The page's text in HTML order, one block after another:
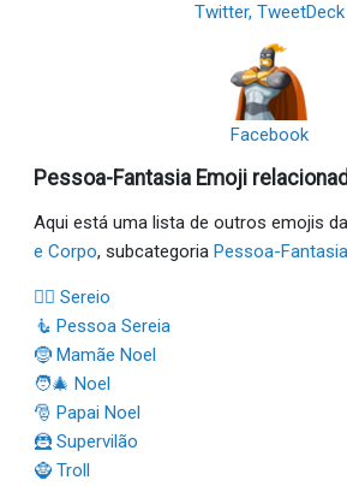
Twitter, TweetDeck
Facebook
Pessoa-Fantasia Emoji
Aqui está uma lista de outros emojis
e Corpo, subcategoria Pessoa-Fantasia
🧜‍♂️ Sereio
🧜 Pessoa Sereia
🤶 Mamãe Noel
🧑‍🎄 Noel
🎅 Papai Noel
🦹 Supervilão
🧌 Troll